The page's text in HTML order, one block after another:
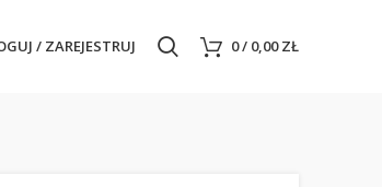
/ ZAREJESTRUJ 0/ 0,00ZŁ